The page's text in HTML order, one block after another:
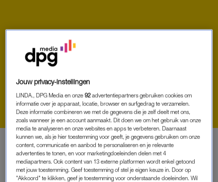
VOORPUBLICATIE
‘OP EEN MIDDAG IN FEBRUARI
MOEST ZE DE WAARHEID
ONDER OGEN TE ZIEN: IK,
MARNIE, ACHTENDERTIG JAAR,
BEN EENZAAM’
tekstDavid Nicholls
Jouw privacy-instellingen
LINDA., DPG Media en onze92 advertentiepartners gebruiken cookies om
informatie over je apparaat, locatie, browser en surfgedrag te verzamelen.
Deze informatie combineren we met de gegevens die je zelf deelt met ons,
zoals wanneer je een account aanmaakt. Dit doen we om het gebruik van onze
media te analyseren en onze websites en apps te verbeteren. Daarnaast
kunnen we, als je hier toestemming voor geeft, je gegevens gebruiken om onze
content, communicatie en aanbod te personaliseren en je relevante
advertenties te tonen, en voor marketingdoeleinden delen met 4
mediapartners. Ook content van 13 externe platformen wordt enkel getoond
met jouw toestemming. Geef toestemming of stel je eigen keuze in. Door op
"Akkoord" te klikken, geef je toestemming voor onderstaande doeleinden. Wil